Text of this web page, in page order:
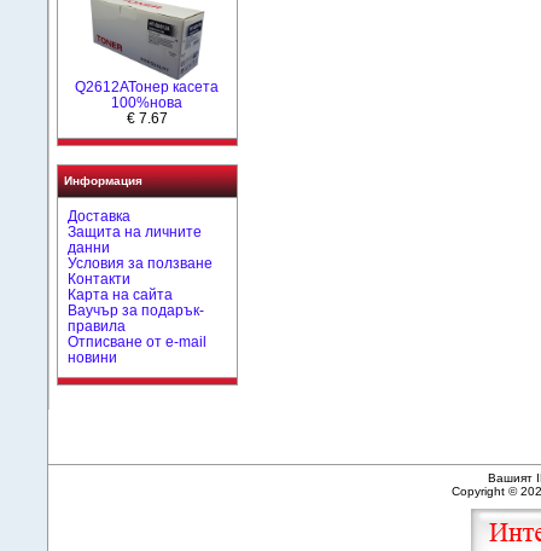
Q2612AToнер касета
100%нова
€ 7.67
Информация
Доставка
Защита на личните
данни
Условия за ползване
Контакти
Карта на сайта
Ваучър за подарък-
правила
Отписване от e-mail
новини
Вашият
Copyright ©